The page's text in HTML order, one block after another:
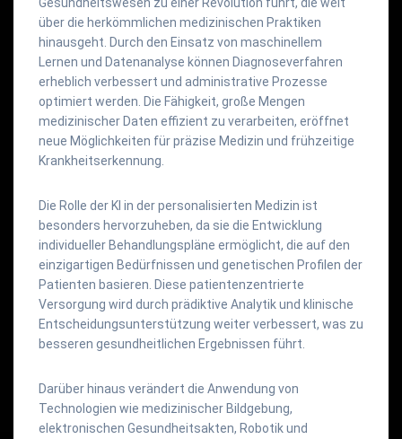
über die herkömmlichen medizinischen Praktiken
hinausgeht. Durch den Einsatz von maschinellem
Lernen und Datenanalyse können Diagnoseverfahren
erheblich verbessert und administrative Prozesse
optimiert werden. Die Fähigkeit, große Mengen
medizinischer Daten effizient zu verarbeiten, eröffnet
neue Möglichkeiten für präzise Medizin und frühzeitige
Krankheitserkennung.
Die Rolle der KI in der personalisierten Medizin ist
besonders hervorzuheben, da sie die Entwicklung
individueller Behandlungspläne ermöglicht, die auf den
einzigartigen Bedürfnissen und genetischen Profilen der
Patienten basieren. Diese patientenzentrierte
Versorgung wird durch prädiktive Analytik und klinische
Entscheidungsunterstützung weiter verbessert, was zu
besseren gesundheitlichen Ergebnissen führt.
Darüber hinaus verändert die Anwendung von
Technologien wie medizinischer Bildgebung,
elektronischen Gesundheitsakten, Robotik und